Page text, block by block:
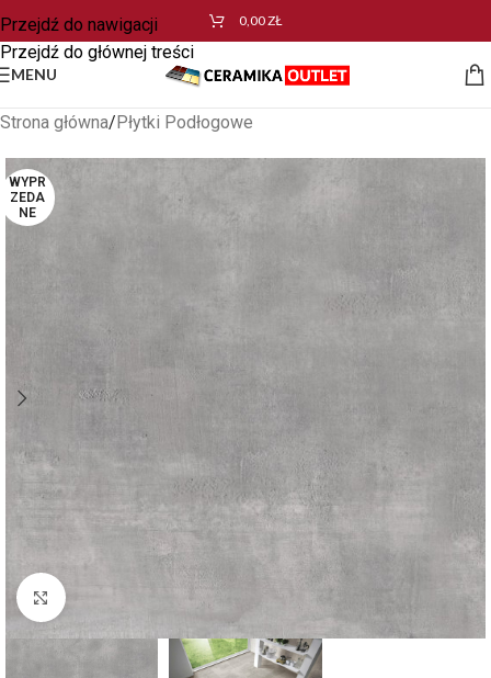
Przejdź do nawigacji
Przejdź do głównej treści
0,00ZŁ
MENU
Strona główna/Płytki Podłogowe
WYPR
ZEDA
NE
Kliknij aby powiększyć